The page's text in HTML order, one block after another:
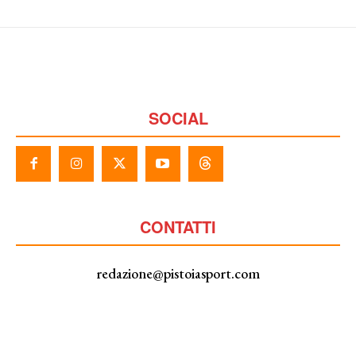
SOCIAL
CONTATTI
redazione@pistoiasport.com